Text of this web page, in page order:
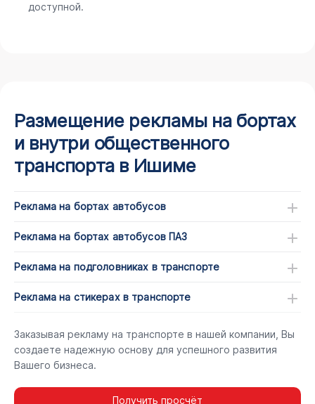
доступной.
Размещение рекламы на бортах
и внутри общественного
транспорта в Ишиме
Реклама на бортах автобусов
Реклама на бортах автобусов ПАЗ
Реклама на подголовниках в транспорте
Реклама на стикерах в транспорте
Заказывая рекламу на транспорте в нашей компании, Вы
создаете надежную основу для успешного развития
Вашего бизнеса.
Получить просчёт